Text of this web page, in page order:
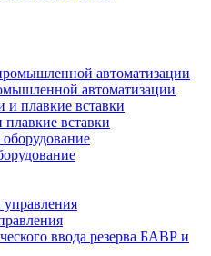
автоматизации
вставки